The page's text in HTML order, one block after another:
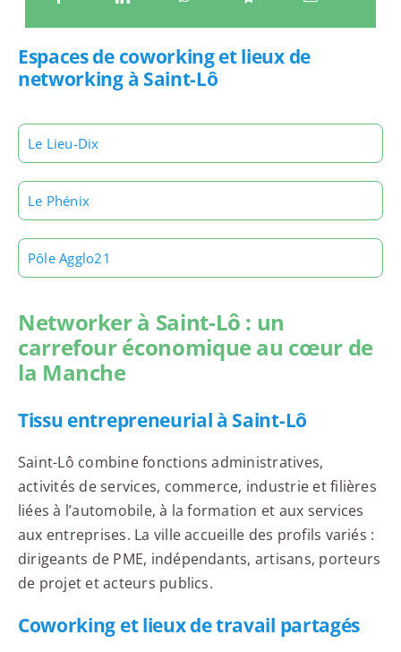
Espaces de coworking et lieux de
networking à Saint-Lô
Le Lieu-Dix
Le Phénix
Pôle Agglo21
Networker à Saint-Lô : un
carrefour économique au cœur de
la Manche
Tissu entrepreneurial à Saint-Lô
Saint-Lô combine fonctions administratives,
activités de services, commerce, industrie et filières
liées à l’automobile, à la formation et aux services
aux entreprises. La ville accueille des profils variés :
dirigeants de PME, indépendants, artisans, porteurs
de projet et acteurs publics.
Coworking et lieux de travail partagés